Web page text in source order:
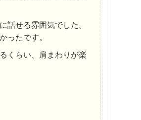
話せる雰囲気でした。
ったです。
くらい、肩まわりが楽